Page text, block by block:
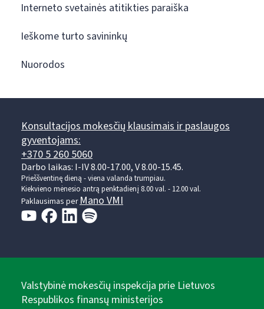
Interneto svetainės atitikties paraiška
Ieškome turto savininkų
Nuorodos
Konsultacijos mokesčių klausimais ir paslaugos
gyventojams:
+370 5 260 5060
Darbo laikas: I-IV 8.00-17.00, V 8.00-15.45.
Prieššventinę dieną - viena valanda trumpiau.
Kiekvieno mėnesio antrą penktadienį 8.00 val. - 12.00 val.
Paklausimas perMano VMI
Valstybinė mokesčių inspekcija prie Lietuvos
Respublikos finansų ministerijos